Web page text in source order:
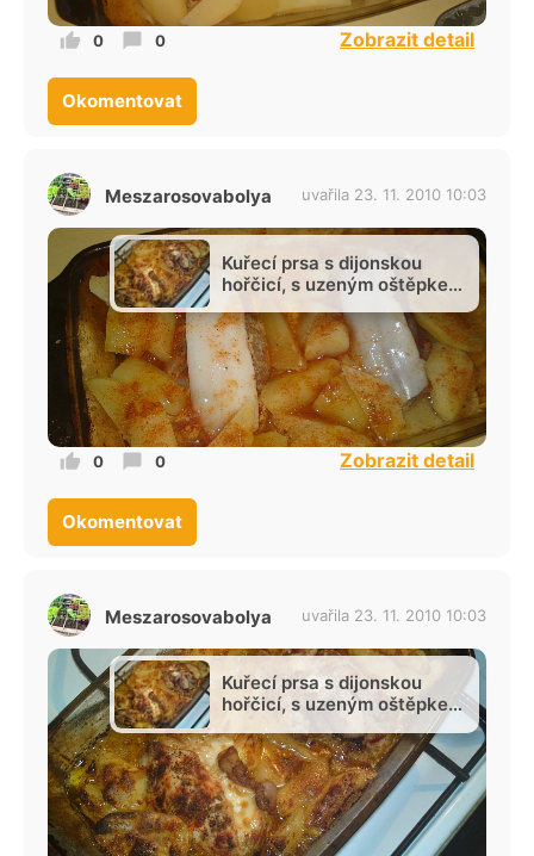
0 0 Zobrazit detail
Okomentovat
Meszarosovabolya uvařila 23. 11. 2010 10:03
Kuřecí prsa s dijonskou
hořčicí, s uzeným oštěpkem
0 0 Zobrazit detail
Okomentovat
Meszarosovabolya uvařila 23. 11. 2010 10:03
Kuřecí prsa s dijonskou
hořčicí, s uzeným oštěpkem
a s uzenou slaninou